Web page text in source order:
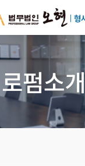
로펌소개